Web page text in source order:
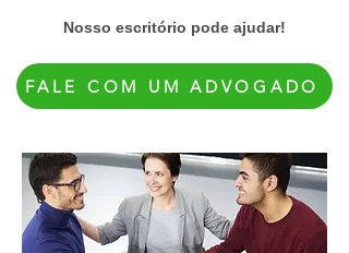
Nosso escritório pode ajudar!
FALE COM UM ADVOGADO